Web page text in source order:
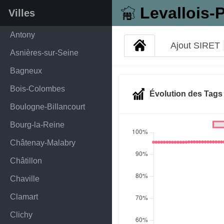
Levallois-
Villes
Antony
Asnières-sur-Seine
Bagneux
Bois-Colombes
Boulogne-Billancourt
Bourg-la-Reine
Châtenay-Malabry
Châtillon
Chaville
Clamart
Clichy
Ajout SIRET
Évolution des